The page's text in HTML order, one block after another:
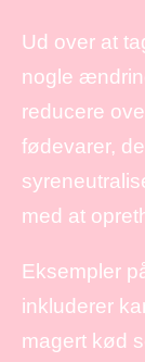
Ud over at
nogle
reducere
fødevarer,
med at
Eksempler
inkluderer
magert kød